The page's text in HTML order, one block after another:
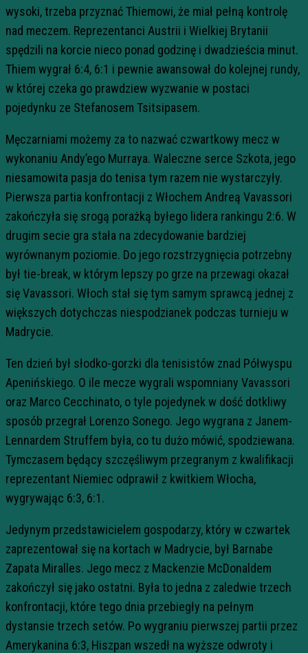
wysoki, trzeba przyznać Thiemowi, że miał pełną kontrolę
nad meczem. Reprezentanci Austrii i Wielkiej Brytanii
spędzili na korcie nieco ponad godzinę i dwadzieścia minut.
Thiem wygrał 6:4, 6:1 i pewnie awansował do kolejnej rundy,
w której czeka go prawdziew wyzwanie w postaci
pojedynku ze Stefanosem Tsitsipasem.
Męczarniami możemy za to nazwać czwartkowy mecz w
wykonaniu Andy’ego Murraya. Waleczne serce Szkota, jego
niesamowita pasja do tenisa tym razem nie wystarczyły.
Pierwsza partia konfrontacji z Włochem Andreą Vavassori
zakończyła się srogą porażką byłego lidera rankingu 2:6. W
drugim secie gra stała na zdecydowanie bardziej
wyrównanym poziomie. Do jego rozstrzygnięcia potrzebny
był tie-break, w którym lepszy po grze na przewagi okazał
się Vavassori. Włoch stał się tym samym sprawcą jednej z
większych dotychczas niespodzianek podczas turnieju w
Madrycie.
Ten dzień był słodko-gorzki dla tenisistów znad Półwyspu
Apenińskiego. O ile mecze wygrali wspomniany Vavassori
oraz Marco Cecchinato, o tyle pojedynek w dość dotkliwy
sposób przegrał Lorenzo Sonego. Jego wygrana z Janem-
Lennardem Struffem była, co tu dużo mówić, spodziewana.
Tymczasem będący szczęśliwym przegranym z kwalifikacji
reprezentant Niemiec odprawił z kwitkiem Włocha,
wygrywając 6:3, 6:1.
Jedynym przedstawicielem gospodarzy, który w czwartek
zaprezentował się na kortach w Madrycie, był Barnabe
Zapata Miralles. Jego mecz z Mackenzie McDonaldem
zakończył się jako ostatni. Była to jedna z zaledwie trzech
konfrontacji, które tego dnia przebiegły na pełnym
dystansie trzech setów. Po wygraniu pierwszej partii przez
Amerykanina 6:3, Hiszpan wszedł na wyższe odwroty i